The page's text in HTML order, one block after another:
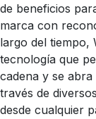
de beneficios
marca con
largo del tiempo,
tecnología que
cadena y se
través de
desde cualquier